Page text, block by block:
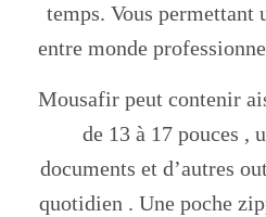
temps. Vous
entre monde
Mousafir peut contenir
de 13 à 17 pouces ,
documents et d’autres
quotidien . Une poche